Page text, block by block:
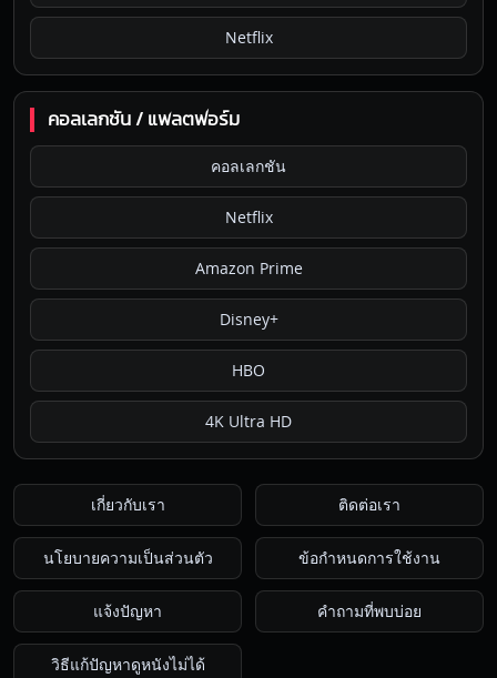
Netflix
คอลเลกชัน / แพลตฟอร์ม
คอลเลกชัน
Netflix
Amazon Prime
Disney+
HBO
4K Ultra HD
เกี่ยวกับเรา ติดต่อเรา
นโยบายความเป็นส่วนตัว ข้อกำหนดการใช้งาน
แจ้งปัญหา คำถามที่พบบ่อย
วิธีแก้ปัญหาดูหนังไม่ได้